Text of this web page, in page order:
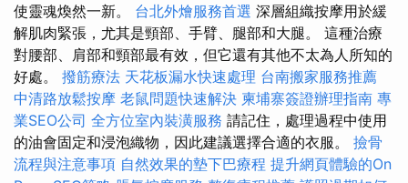
使靈魂煥然一新。 台北外燴服務首選 深層組織按摩用於緩
解肌肉緊張，尤其是頸部、手臂、腿部和大腿。 這種治療
對腰部、肩部和頸部最有效，但它還有其他不太為人所知的
好處。 撥筋療法 天花板漏水快速處理 台南搬家服務推薦
中清路放鬆按摩 老鼠問題快速解決 柬埔寨簽證辦理指南 專
業SEO公司 全方位室內裝潢服務 請記住，處理過程中使用
的油會固定和浸泡織物，因此建議選擇合適的衣服。 撿骨
流程與注意事項 自然效果的墊下巴療程 提升網頁體驗的On